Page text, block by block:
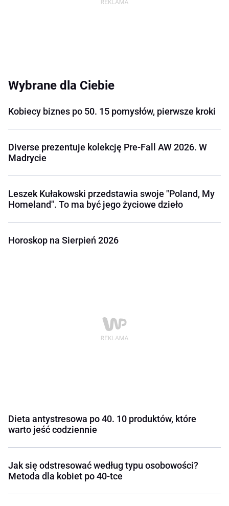
Wybrane dla Ciebie
Kobiecy biznes po 50. 15 pomysłów, pierwsze kroki
Diverse prezentuje kolekcję Pre-Fall AW 2026. W
Madrycie
Leszek Kułakowski przedstawia swoje "Poland, My
Homeland". To ma być jego życiowe dzieło
Horoskop na Sierpień 2026
Dieta antystresowa po 40. 10 produktów, które
warto jeść codziennie
Jak się odstresować według typu osobowości?
Metoda dla kobiet po 40-tce